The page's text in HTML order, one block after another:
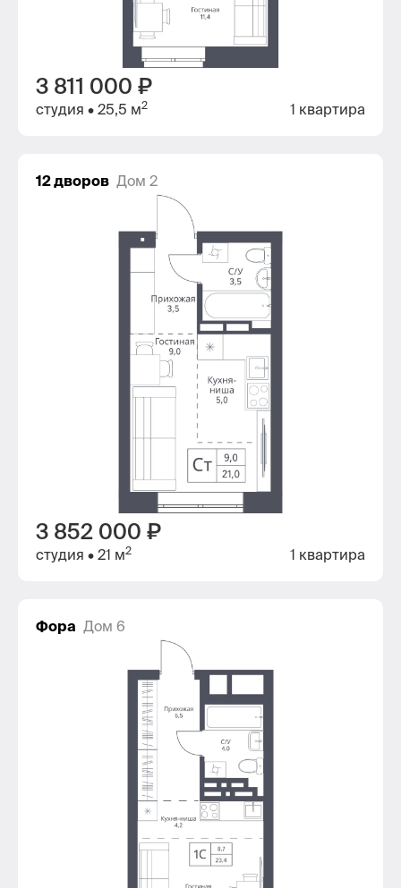
3 811 000 ₽
1 квартира
студия • 25,5 м2
12 дворов Дом 2
3 852 000 ₽
1 квартира
студия • 21 м2
Фора Дом 6